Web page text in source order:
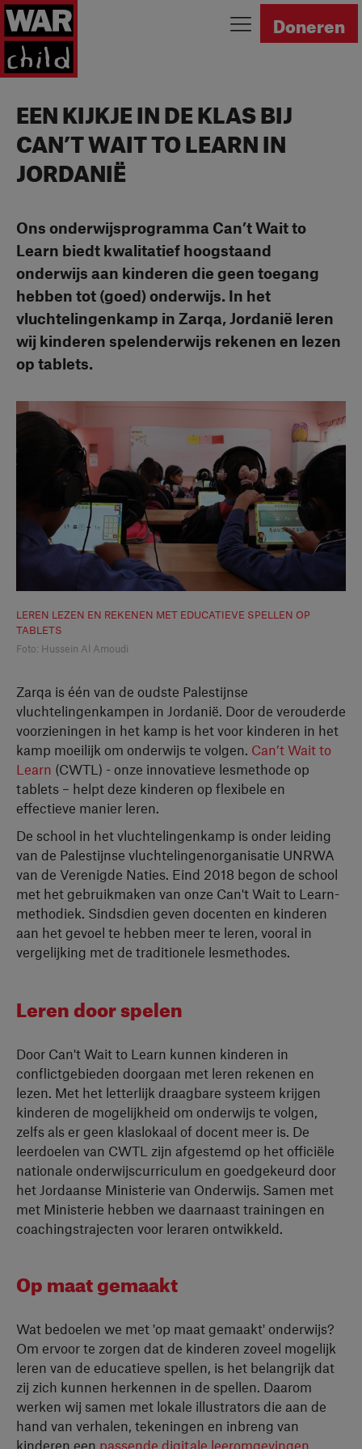
Ga naar homepage Doneren
EEN KIJKJE IN DE KLAS BIJ
CAN’T WAIT TO LEARN IN
JORDANIË
Ons onderwijsprogramma Can’t Wait to
Learn biedt kwalitatief hoogstaand
onderwijs aan kinderen die geen toegang
hebben tot (goed) onderwijs. In het
vluchtelingenkamp in Zarqa, Jordanië leren
wij kinderen spelenderwijs rekenen en lezen
op tablets.
LEREN LEZEN EN REKENEN MET EDUCATIEVE SPELLEN OP
TABLETS
Foto: Hussein Al Amoudi
Zarqa is één van de oudste Palestijnse
vluchtelingenkampen in Jordanië. Door de verouderde
voorzieningen in het kamp is het voor kinderen in het
kamp moeilijk om onderwijs te volgen. Can’t Wait to
Learn (CWTL) - onze innovatieve lesmethode op
tablets – helpt deze kinderen op flexibele en
effectieve manier leren.
De school in het vluchtelingenkamp is onder leiding
van de Palestijnse vluchtelingenorganisatie UNRWA
van de Verenigde Naties. Eind 2018 begon de school
met het gebruikmaken van onze Can't Wait to Learn-
methodiek. Sindsdien geven docenten en kinderen
aan het gevoel te hebben meer te leren, vooral in
vergelijking met de traditionele lesmethodes.
Leren door spelen
Door Can't Wait to Learn kunnen kinderen in
conflictgebieden doorgaan met leren rekenen en
lezen. Met het letterlijk draagbare systeem krijgen
kinderen de mogelijkheid om onderwijs te volgen,
zelfs als er geen klaslokaal of docent meer is. De
leerdoelen van CWTL zijn afgestemd op het officiële
nationale onderwijscurriculum en goedgekeurd door
het Jordaanse Ministerie van Onderwijs. Samen met
met Ministerie hebben we daarnaast trainingen en
coachingstrajecten voor leraren ontwikkeld.
Op maat gemaakt
Wat bedoelen we met 'op maat gemaakt' onderwijs?
Om ervoor te zorgen dat de kinderen zoveel mogelijk
leren van de educatieve spellen, is het belangrijk dat
zij zich kunnen herkennen in de spellen. Daarom
werken wij samen met lokale illustrators die aan de
hand van verhalen, tekeningen en inbreng van
kinderen een passende digitale leeromgevingen